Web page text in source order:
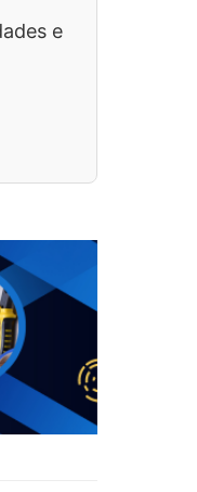
e